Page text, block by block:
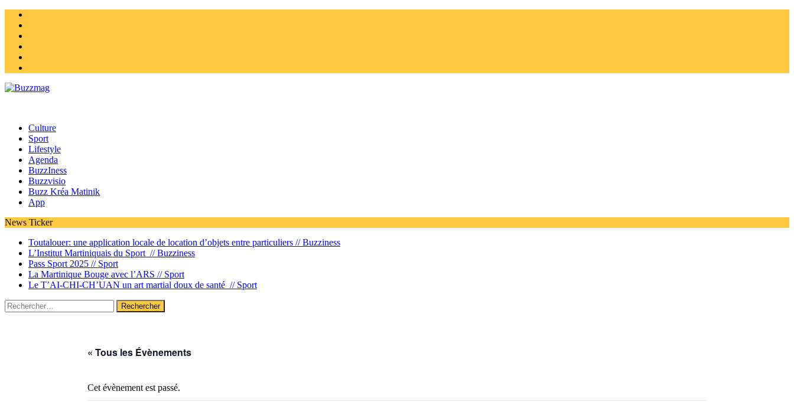
Culture
Sport
Lifestyle
Agenda
BuzzIness
Buzzvisio
Buzz Kréa Matinik
App
News Ticker
Toutalouer: une application locale de location d’objets entre particuliers //Buzziness
L’Institut Martiniquais du Sport //Buzziness
Pass Sport 2025 // Sport
La Martinique Bouge avec l’ARS // Sport
Le T’AI-CHI-CH’UAN un art martial doux de santé // Sport
Rechercher :
« Tous les Évènements
Cet évènement est passé.